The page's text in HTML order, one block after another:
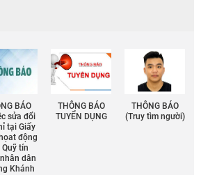
BÁO
sửa đổi
tại Giấy
động
Quỹ tín
dân
Khánh
THÔNG BÁO
TUYỂN DỤNG
THÔNG BÁO
(Truy tìm người)